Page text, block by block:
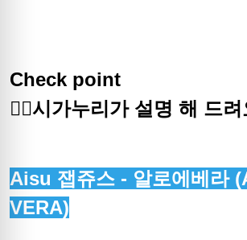
Check point
🙋‍♀️시가누리가 설명 해 드려
Aisu 잽쥬스 - 알로에베라
VERA)